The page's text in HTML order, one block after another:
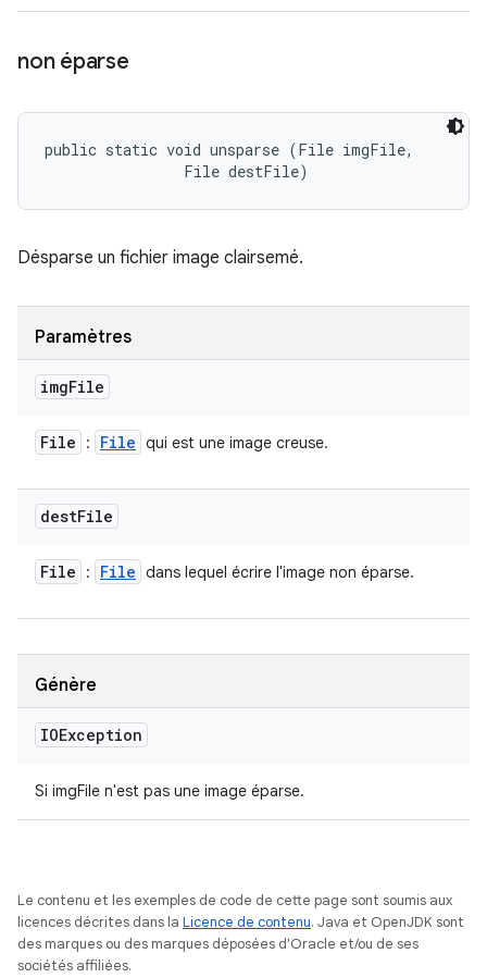
non éparse
public static void unsparse (File imgFile,
                File destFile)
Désparse un fichier image clairsemé.
Paramètres
imgFile
File : File qui est une image creuse.
destFile
File : File dans lequel écrire l'image non éparse.
Génère
IOException
Si imgFile n'est pas une image éparse.
Le contenu et les exemples de code de cette page sont soumis aux
licences décrites dans la Licence de contenu. Java et OpenJDK sont
des marques ou des marques déposées d'Oracle et/ou de ses
sociétés affiliées.